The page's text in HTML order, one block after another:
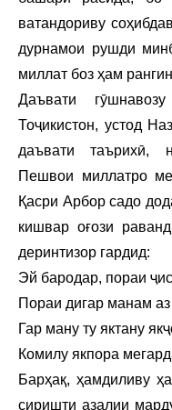
ватандориву
дурнамои рушди
миллат боз ҳам
Даъвати
Тоҷикистон, устод
даъвати таърихӣ,
Пешвои миллатро
Қасри Арбор садо
кишвар оғози
деринтизор гардид:
Эй бародар, пораи
Пораи дигар манам
Гар ману ту яктану
Комилу якпора
Барҳақ, ҳамдиливу
сиришти азалии